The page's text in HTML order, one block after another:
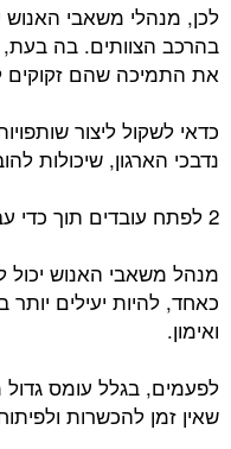
לכן, מנהלי משאבי האנוש
בהרכב הצוותים. בה בעת,
את התמיכה שהם זקוקים
כדאי לשקול ליצור
נדבכי הארגון, שיכולות
2 לפתח עובדים תוך כדי עבודה:
מנהל משאבי האנוש יכול
כאחד, להיות יעילים יותר
ואימון.
לפעמים, בגלל עומס
שאין זמן להכשרות